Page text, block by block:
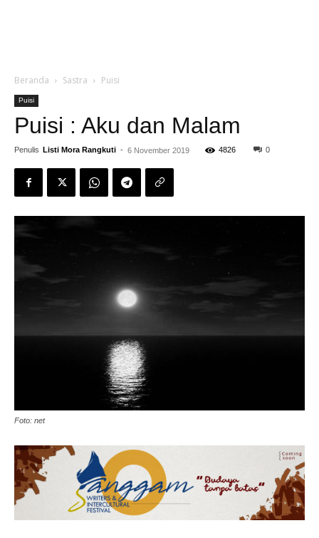
Beranda Sastra Puisi
Puisi
Puisi : Aku dan Malam
Penulis Listi Mora Rangkuti - 6 November 2019 4826 0
Foto: net